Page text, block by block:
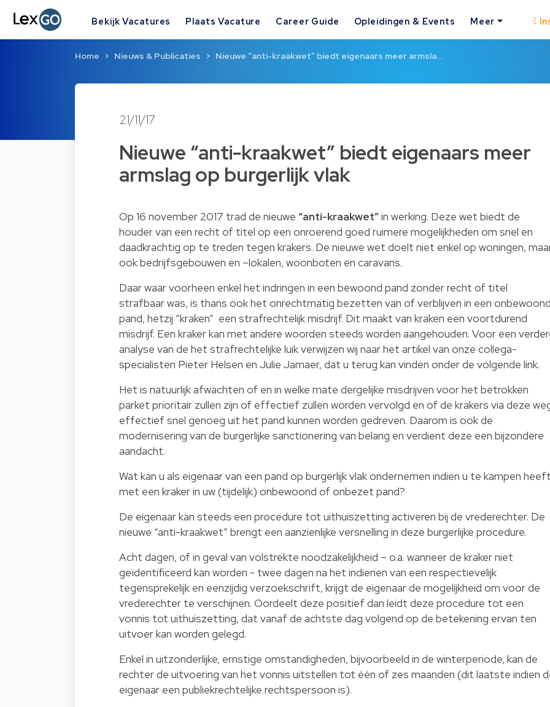
Bekijk Vacatures Plaats Vacature Career Guide Opleidingen & Events Meer
Home Nieuws & Publicaties Nieuwe “anti-kraakwet” biedt eigenaars meer armsla…
21/11/17
Nieuwe “anti-kraakwet” biedt eigenaars meer
armslag op burgerlijk vlak
Op 16 november 2017 trad de nieuwe “anti-kraakwet”in werking. Deze wet biedt de
houder van een recht of titel op een onroerend goed ruimere mogelijkheden om snel en
daadkrachtig op te treden tegen krakers. De nieuwe wet doelt niet enkel op woningen,
ook bedrijfsgebouwen en –lokalen, woonboten en caravans.
Daar waar voorheen enkel het indringen in een bewoond pand zonder recht of titel
strafbaar was, is thans ook het onrechtmatig bezetten van of verblijven in een
pand, hetzij “kraken” een strafrechtelijk misdrijf. Dit maakt van kraken een voortdurend
misdrijf. Een kraker kan met andere woorden steeds worden aangehouden. Voor een
analyse van de het strafrechtelijke luik verwijzen wij naar het artikel van onze collega-
specialisten Pieter Helsen en Julie Jamaer, dat u terug kan vinden onder de volgende link.
Het is natuurlijk afwachten of en in welke mate dergelijke misdrijven voor het betrokken
parket prioritair zullen zijn of effectief zullen worden vervolgd en of de krakers via deze
effectief snel genoeg uit het pand kunnen worden gedreven. Daarom is ook de
modernisering van de burgerlijke sanctionering van belang en verdient deze een bijzondere
aandacht.
Wat kan u als eigenaar van een pand op burgerlijk vlak ondernemen indien u te kampen
met een kraker in uw (tijdelijk) onbewoond of onbezet pand?
De eigenaar kan steeds een procedure tot uithuiszetting activeren bij de vrederechter. De
nieuwe “anti-kraakwet” brengt een aanzienlijke versnelling in deze burgerlijke procedure.
Acht dagen, of in geval van volstrekte noodzakelijkheid – o.a. wanneer de kraker niet
geïdentificeerd kan worden - twee dagen na het indienen van een respectievelijk
tegensprekelijk en eenzijdig verzoekschrift, krijgt de eigenaar de mogelijkheid om voor de
vrederechter te verschijnen. Oordeelt deze positief dan leidt deze procedure tot een
vonnis tot uithuiszetting, dat vanaf de achtste dag volgend op de betekening ervan ten
uitvoer kan worden gelegd.
Enkel in uitzonderlijke, ernstige omstandigheden, bijvoorbeeld in de winterperiode, kan de
rechter de uitvoering van het vonnis uitstellen tot één of zes maanden (dit laatste indien
eigenaar een publiekrechtelijke rechtspersoon is).